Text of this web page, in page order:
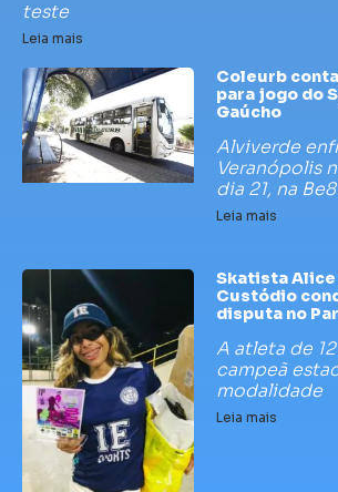
teste
Leia mais
Coleurb
para jogo do
Gaúcho
Alviverde
Veranópolis
dia 21, na
Leia mais
Skatista Alice
Custódio
disputa no
A atleta de
campeã
modalidade
Leia mais